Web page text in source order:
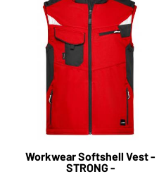
Workwear Softshell Vest -
STRONG -